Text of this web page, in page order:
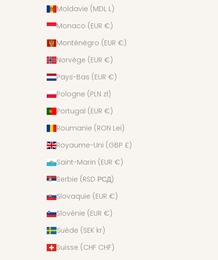
Moldavie (MDL L)
Monaco (EUR €)
Monténégro (EUR €)
Norvège (EUR €)
Pays-Bas (EUR €)
Pologne (PLN zł)
Portugal (EUR €)
Roumanie (RON Lei)
Royaume-Uni (GBP £)
Saint-Marin (EUR €)
Serbie (RSD РСД)
Slovaquie (EUR €)
Slovénie (EUR €)
Suède (SEK kr)
Suisse (CHF CHF)